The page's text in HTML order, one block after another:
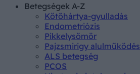
Betegségek A-Z
Kötőhártya-gyulladás
Endometriózis
Pikkelysömör
Pajzsmirigy alulműködés
ALS betegség
PCOS